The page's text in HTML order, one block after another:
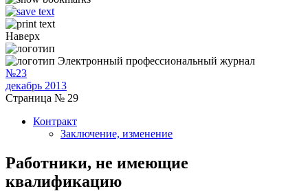
Наверх
Электронный профессиональный журнал
№23
декабрь 2013
Страница № 29
Контракт
Заключение, изменение
Работники, не имеющие
квалификацию